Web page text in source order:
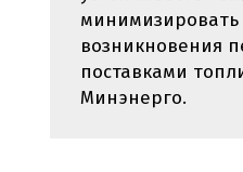
минимизировать
возникновения
поставками
Минэнерго.